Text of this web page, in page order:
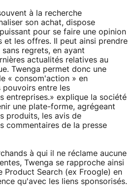
à la recherche
son achat, dispose
pour se faire une opinion
et les offres. Il peut ainsi prendre
regrets, en ayant
actualités relatives au
Twenga permet donc une
« consom'action » en
pouvoirs entre les
entreprises.» explique la société
une plate-forme, agrégeant
produits, les avis de
commentaires de la presse
à qui il ne réclame aucune
Twenga se rapproche ainsi
Product Search (ex Froogle) en
qu'avec les liens sponsorisés.